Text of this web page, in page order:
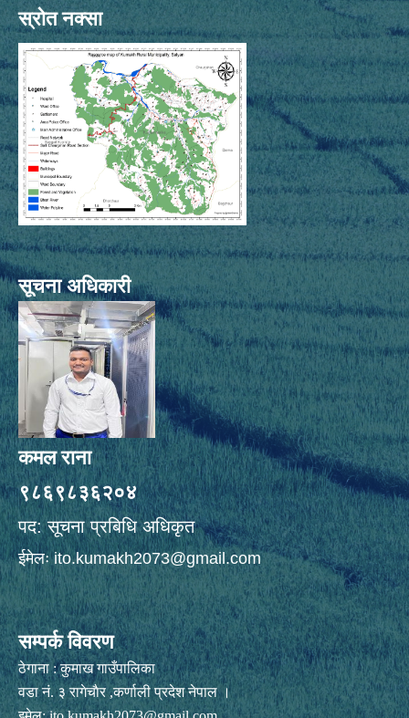
स्रोत नक्सा
सूचना अधिकारी
कमल राना
९८६९८३६२०४
पद: सूचना प्रबिधि अधिकृत
ईमेलःito.kumakh2073@gmail.com
सम्पर्क विवरण
ठेगाना : कुमाख गाउँपालिका
वडा नं. ३ रागेचाैर ,कर्णाली प्रदेश नेपाल ।